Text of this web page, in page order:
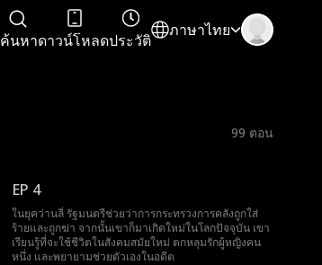
ค้นหาดาวน์โหลดประวัติ
ภาษาไทย
99 ตอน
EP 4
ในยุคว่านลี่ รัฐมนตรีช่วยว่าการกระทรวงการคลังถูกใส่
ร้ายและถูกฆ่า จากนั้นเขาก็มาเกิดใหม่ในโลกปัจจุบัน เขา
เรียนรู้ที่จะใช้ชีวิตในสังคมสมัยใหม่ ตกหลุมรักผู้หญิงคน
หนึ่ง และพยายามช่วยตัวเองในอดีต